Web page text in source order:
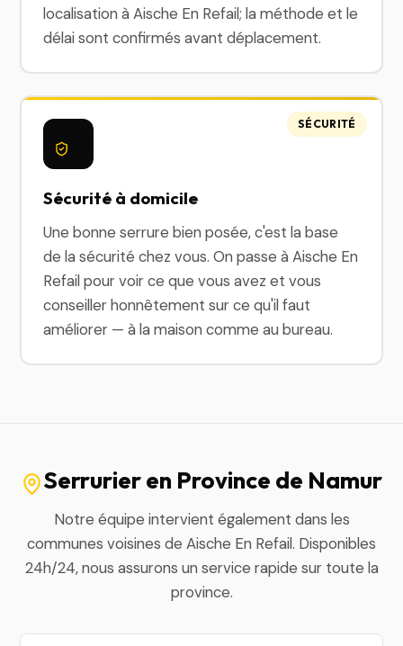
localisation à Aische En Refail; la méthode et le
délai sont confirmés avant déplacement.
Sécurité à domicile
Une bonne serrure bien posée, c'est la base
de la sécurité chez vous. On passe à Aische En
Refail pour voir ce que vous avez et vous
conseiller honnêtement sur ce qu'il faut
améliorer — à la maison comme au bureau.
SÉCURITÉ
Serrurier en Province de Namur
Notre équipe intervient également dans les
communes voisines de Aische En Refail. Disponibles
24h/24, nous assurons un service rapide sur toute la
province.